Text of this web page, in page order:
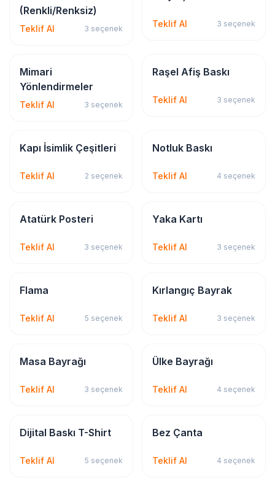
(Renkli/Renksiz)
Teklif Al 3 seçenek Teklif Al 3 seçenek
İSG & Levha
Mimari
Yönlendirmeler
Teklif Al 3 seçenek
Bayrak & Flama
Raşel Afiş Baskı
Teklif Al 3 seçenek
İSG & Levha
Kapı İsimlik Çeşitleri
Teklif Al 2 seçenek
Kırtasiye & Matbu
Notluk Baskı
Teklif Al 4 seçenek
Bayrak & Flama
Atatürk Posteri
Teklif Al 3 seçenek
İSG & Levha
Yaka Kartı
Teklif Al 3 seçenek
Tabela & Reklam
Flama
Teklif Al 5 seçenek
Bayrak & Flama
Kırlangıç Bayrak
Teklif Al 3 seçenek
Bayrak & Flama
Masa Bayrağı
Teklif Al 3 seçenek
Bayrak & Flama
Ülke Bayrağı
Teklif Al 4 seçenek
Tekstil Baskı
Dijital Baskı T-Shirt
Teklif Al 5 seçenek
Tekstil Baskı
Bez Çanta
Teklif Al 4 seçenek